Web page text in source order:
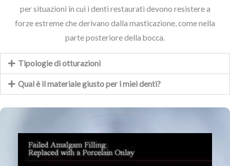
per situazioni in cui i denti restaurati devono resistere a
forze estreme che derivano dalla masticazione, come nella
parte posteriore della bocca.
Tipologie di otturazioni
Qual è il materiale giusto per i miei denti?